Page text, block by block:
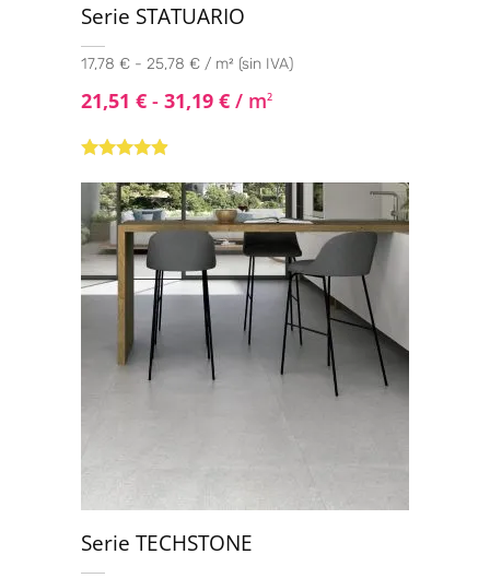
Serie STATUARIO
17,78 € - 25,78 € / m² (sin IVA)
21,51 € - 31,19 € / m2
con4.73de
Serie TECHSTONE